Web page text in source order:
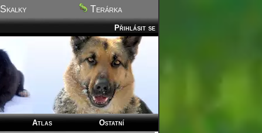
Skalky Terárka
Přihlásit se
Atlas
Ostatní